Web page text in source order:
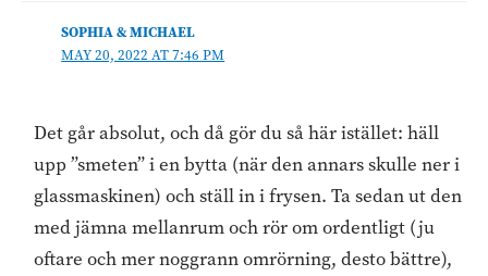
SOPHIA & MICHAEL
MAY 20, 2022 AT 7:46 PM
Det går absolut, och då gör du så här istället: häll
upp ”smeten” i en bytta (när den annars skulle ner i
glassmaskinen) och ställ in i frysen. Ta sedan ut den
med jämna mellanrum och rör om ordentligt (ju
oftare och mer noggrann omrörning, desto bättre),